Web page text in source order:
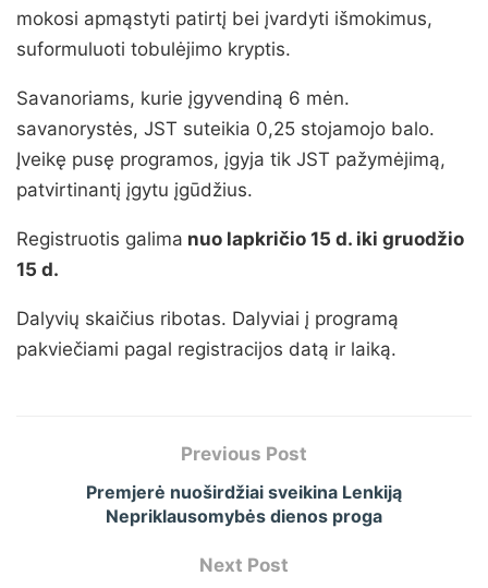
mokosi apmąstyti patirtį bei įvardyti išmokimus,
suformuluoti tobulėjimo kryptis.
Savanoriams, kurie įgyvendiną 6 mėn.
savanorystės, JST suteikia 0,25 stojamojo balo.
Įveikę pusę programos, įgyja tik JST pažymėjimą,
patvirtinantį įgytu įgūdžius.
Registruotis galima nuo lapkričio 15 d. iki gruodžio
15 d.
Dalyvių skaičius ribotas. Dalyviai į programą
pakviečiami pagal registracijos datą ir laiką.
Previous Post
Premjerė nuoširdžiai sveikina Lenkiją
Nepriklausomybės dienos proga
Next Post